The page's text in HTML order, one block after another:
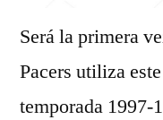
Será la primera
Pacers utiliza
temporada 1997-